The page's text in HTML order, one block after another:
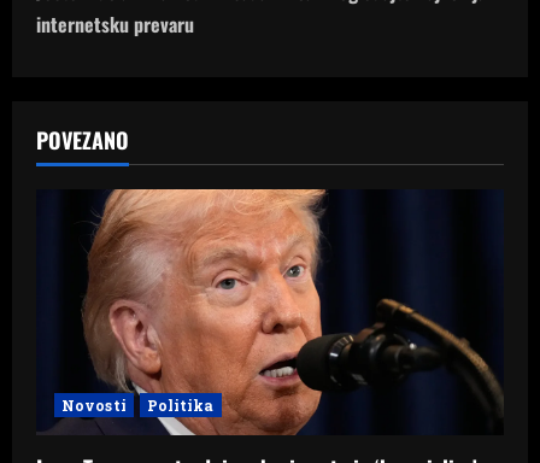
n
v
o
internetsku prevaru
POVEZANO
Novosti Politika